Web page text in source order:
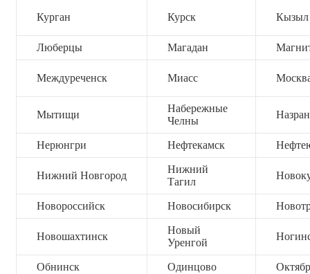
Курган Курск Кызыл
Люберцы Магадан
Междуреченск Миасс
Мытищи
Набережные
Челны
Нерюнгри Нефтекамск
Нижний Новгород
Нижний
Тагил
Новороссийск Новосибирск
Новошахтинск
Новый
Уренгой
Обнинск Одинцово